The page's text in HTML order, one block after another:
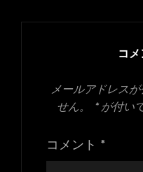
コ
メールアドレス
せん。
*が付い
コメント *